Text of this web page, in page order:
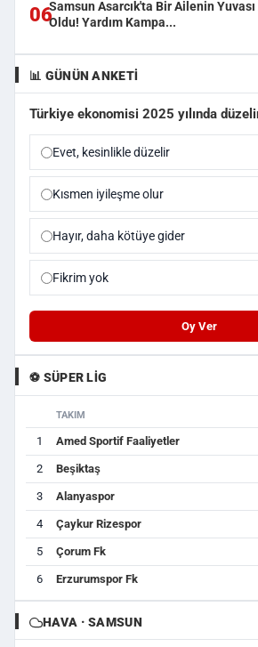
06Samsun Asarcık'ta Bir Ailenin
Oldu! Yardım Kampa...
📊 GÜNÜN ANKETI
Türkiye ekonomisi 2025 yılında
Evet, kesinlikle düzelir
Kısmen iyileşme olur
Hayır, daha kötüye gider
Fikrim yok
Oy Ver
⚽ SÜPER LIG
TAKIM
1 Amed Sportif Faaliyetler
2 Beşiktaş
3 Alanyaspor
4 Çaykur Rizespor
5 Çorum Fk
6 Erzurumspor Fk
HAVA · SAMSUN